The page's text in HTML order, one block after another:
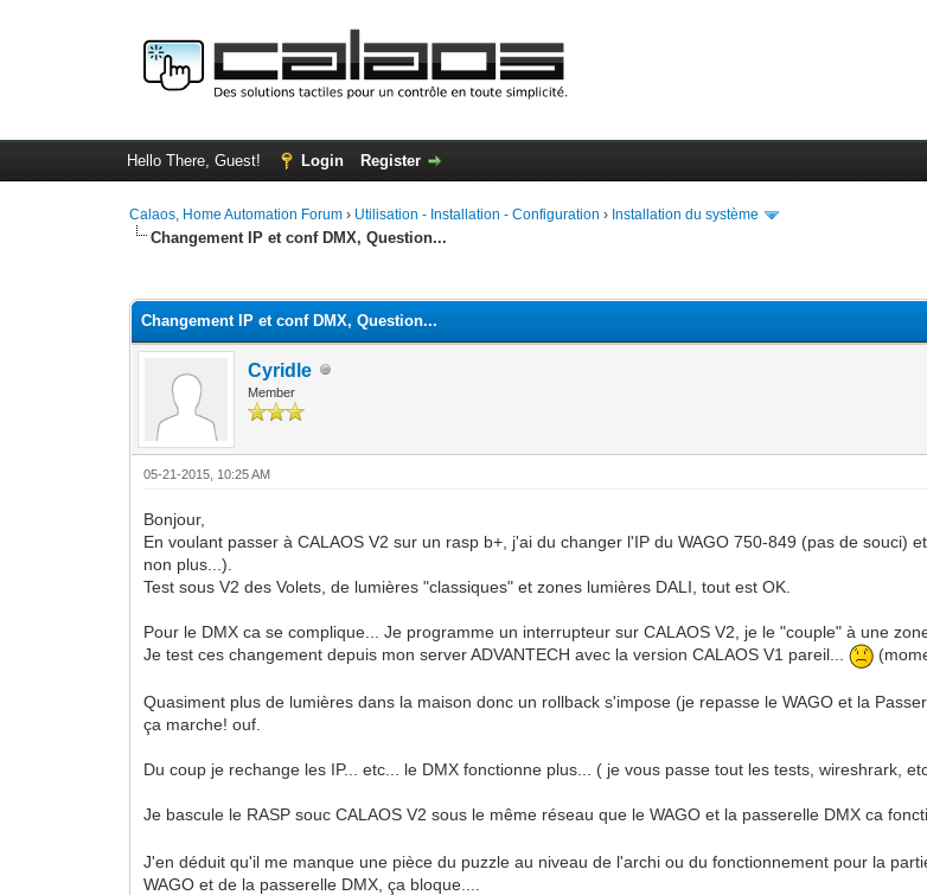
Hello There, Guest! Login Register
Calaos, Home Automation Forum › Utilisation - Installation - Configuration › Installation du système
Changement IP et conf DMX, Question...
Changement IP et conf DMX, Question...
Cyridle
Member
05-21-2015, 10:25 AM
Bonjour,
En voulant passer à CALAOS V2 sur un rasp b+, j'ai du changer l'IP du WAGO 750-849 (pas de souci)
non plus...).
Test sous V2 des Volets, de lumières "classiques" et zones lumières DALI, tout est OK.
Pour le DMX ca se complique... Je programme un interrupteur sur CALAOS V2, je le "couple" à une
Je test ces changement depuis mon server ADVANTECH avec la version CALAOS V1 pareil...
Quasiment plus de lumières dans la maison donc un rollback s'impose (je repasse le WAGO et la
ça marche! ouf.
Du coup je rechange les IP... etc... le DMX fonctionne plus... ( je vous passe tout les tests, wireshrark,
Je bascule le RASP souc CALAOS V2 sous le même réseau que le WAGO et la passerelle DMX ca
J'en déduit qu'il me manque une pièce du puzzle au niveau de l'archi ou du fonctionnement pour la
WAGO et de la passerelle DMX, ça bloque....